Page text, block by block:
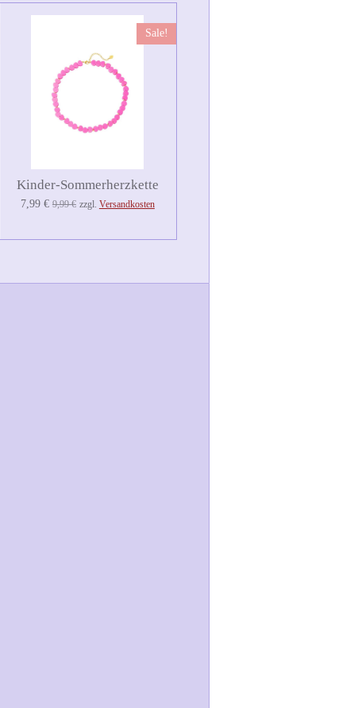
Sale!
Kinder-Sommerherzkette
7,99 € 9,99 € zzgl. Versandkosten